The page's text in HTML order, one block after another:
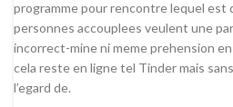
programme pour rencontre lequel est
personnes accouplees veulent une
incorrect-mine ni meme prehension
cela reste en ligne tel Tinder mais
l’egard de.